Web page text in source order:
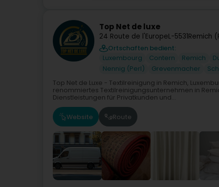
Top Net de luxe
24 Route de l'EuropeL-5531Remich
Ortschaften bedient:
Luxembourg
Contern Remich
Nennig (Perl)
Grevenmacher
Top Net de Luxe - Textilreinigung in Remich,
renommiertes Textilreinigungsunternehmen in
Dienstleistungen für Privatkunden und...
Website Route